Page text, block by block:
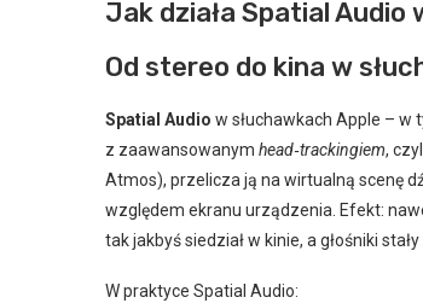
Jak działa Spatial
Od stereo do kina w
Spatial Audio w słuchawkach Apple – w
z zaawansowanym head‑trackingiem,
Atmos), przelicza ją na wirtualną scenę
względem ekranu urządzenia. Efekt:
tak jakbyś siedział w kinie, a głośniki
W praktyce Spatial Audio: